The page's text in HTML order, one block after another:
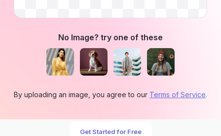
No Image? try one of these
By uploading an image, you agree to our Terms of Service.
Get Started for Free